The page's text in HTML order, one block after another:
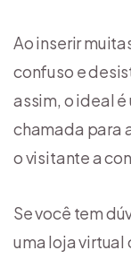
Ao inserir
confuso e
assim, o ideal é
chamada para
o visitante a
Se você tem
uma loja virtual